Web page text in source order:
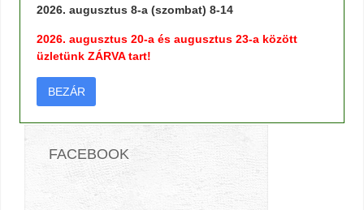
TERMÉK KERESŐ
FACEBOOK
2026. augusztus 8-a (szombat) 8-14
2026. augusztus 20-a és augusztus 23-a között
üzletünk ZÁRVA tart!
BEZÁR